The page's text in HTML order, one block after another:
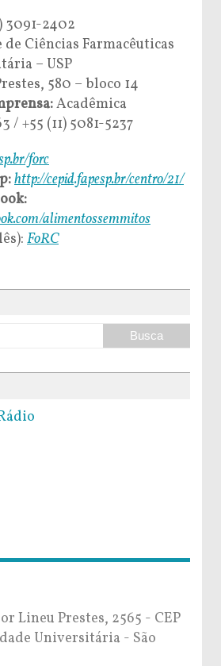
3091-2402
de Ciências Farmacêuticas
– USP
580 – bloco 14
Acadêmica
/ +55 (11) 5081-5237
forc
http://cepid.fapesp.br/centro/21/
alimentossemmitos
FoRC
Lineu Prestes, 2565 - CEP
Universitária - São